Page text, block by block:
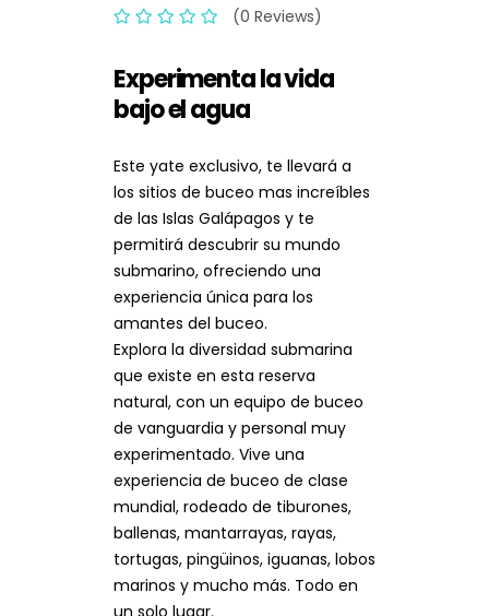
(0 Reviews)
Experimenta la vida
bajo el agua
Este yate exclusivo, te llevará a
los sitios de buceo mas increíbles
de las Islas Galápagos y te
permitirá descubrir su mundo
submarino, ofreciendo una
experiencia única para los
amantes del buceo.
Explora la diversidad submarina
que existe en esta reserva
natural, con un equipo de buceo
de vanguardia y personal muy
experimentado. Vive una
experiencia de buceo de clase
mundial, rodeado de tiburones,
ballenas, mantarrayas, rayas,
tortugas, pingüinos, iguanas, lobos
marinos y mucho más. Todo en
un solo lugar.